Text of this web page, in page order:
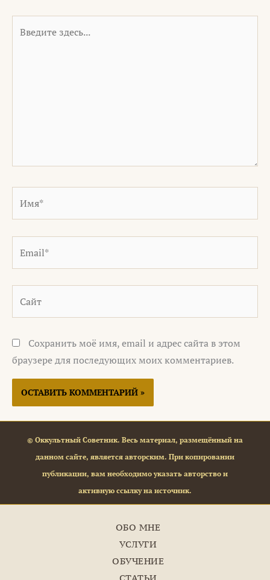
здесь...
Сохранить моё имя, email и адрес сайта в этом
браузере для последующих моих комментариев.
© Оккультный Советник. Весь материал, размещённый на
данном сайте, является авторским. При копировании
публикации, вам необходимо указать авторство и
активную ссылку на источник.
ОБО МНЕ
УСЛУГИ
ОБУЧЕНИЕ